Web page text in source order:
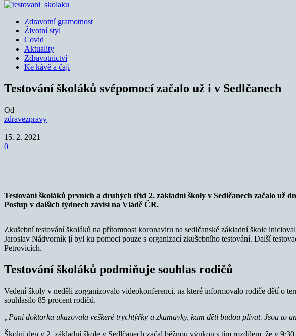
Zdravotní gramotnost
Životní styl
Covid
Aktuality
Zdravotnictví
Ke kávě a čaji
Testování školáků svépomocí začalo už i v Sedlčanech
Od
zdravezpravy
-
15. 2. 2021
0
Testování školáků prvních a druhých tříd 2. základní školy v Sedlčanech začalo už
Postup v dalších týdnech závisí na Vládě ČR.
Zkušební testování školáků na přítomnost koronaviru na sedlčanské základní škole
Jaroslav Nádvorník jí byl ku pomoci pouze s organizací zkušebního testování. Další
Petrovicích.
Testování školáků podmiňuje souhlas rodičů
Vedení školy v neděli zorganizovalo videokonferenci, na které informovalo rodiče dětí o
souhlasilo 85 procent rodičů.
„Paní doktorka ukazovala veškeré trychtýřky a zkumavky, kam děti budou plivat. Jsou to
Školní den v 2. základní škole v Sedlčanech začal běžnou výukou s tím rozdílem, že v